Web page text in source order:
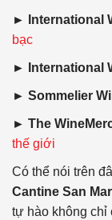
► International
bạc
► International
► Sommelier
► The
thế giới
Có thể nói trên
Cantine San
tự hào không chỉ